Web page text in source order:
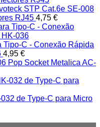
STP Cat.6e SE-008
RJ45 4,75 €
Tipo-C - Conexão Rápida
4,95 €
Pop Socket Metalica AC-
de Type-C para Micro